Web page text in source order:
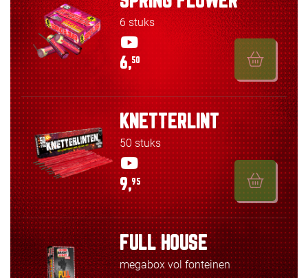
6 stuks
6,50
KNETTERLINT
50 stuks
9,95
FULL HOUSE
megabox vol fonteinen